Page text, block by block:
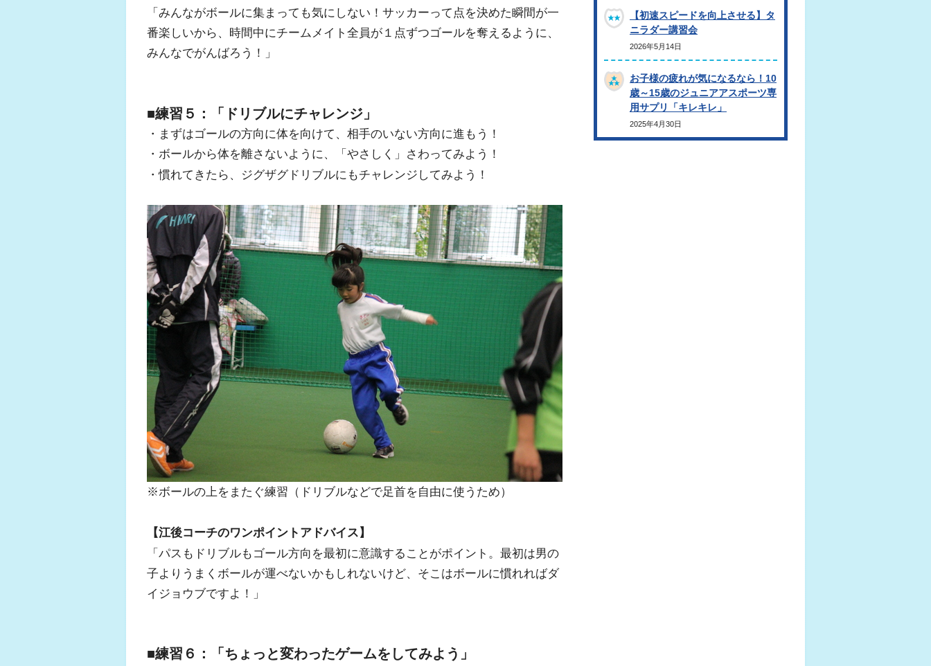
「みんながボールに集まっても気にしない！サッカーって点を決めた瞬間が一
番楽しいから、時間中にチームメイト全員が１点ずつゴールを奪えるように、
みんなでがんばろう！」
■練習５：「ドリブルにチャレンジ」
・まずはゴールの方向に体を向けて、相手のいない方向に進もう！
・ボールから体を離さないように、「やさしく」さわってみよう！
・慣れてきたら、ジグザグドリブルにもチャレンジしてみよう！
※ボールの上をまたぐ練習（ドリブルなどで足首を自由に使うため）
【江後コーチのワンポイントアドバイス】
「パスもドリブルもゴール方向を最初に意識することがポイント。最初は男の
子よりうまくボールが運べないかもしれないけど、そこはボールに慣れればダ
イジョウブですよ！」
■練習６：「ちょっと変わったゲームをしてみよう」
【初速スピードを向上させる】タ
ニラダー講習会
2026年5月14日
お子様の疲れが気になるなら！10
歳～15歳のジュニアアスポーツ専
用サプリ「キレキレ」
2025年4月30日